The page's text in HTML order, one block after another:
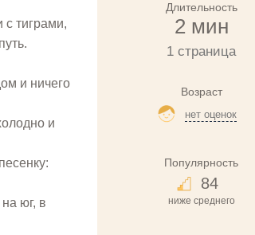
тиграми,
и ничего
и
юг, в
Длительность
2 мин
1 страница
Возраст
нет оценок
Популярность
84
ниже среднего